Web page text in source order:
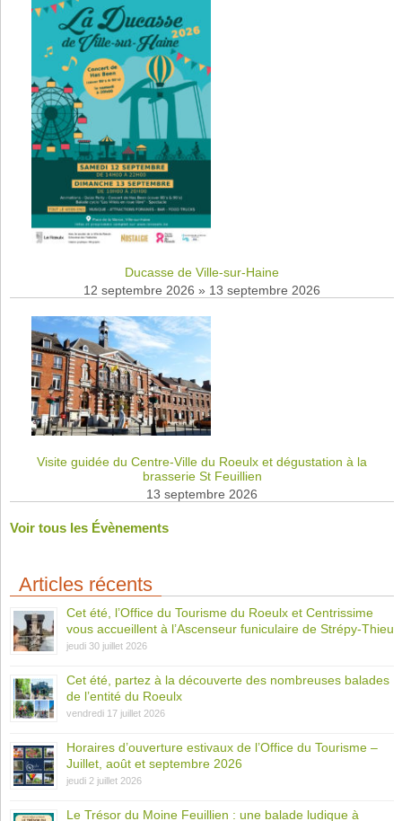
Ducasse de Ville-sur-Haine
12 septembre 2026 » 13 septembre 2026
Visite guidée du Centre-Ville du Roeulx et dégustation à la
brasserie St Feuillien
13 septembre 2026
Voir tous les Évènements
Articles récents
Cet été, l’Office du Tourisme du Roeulx et Centrissime
vous accueillent à l’Ascenseur funiculaire de Strépy-Thieu
jeudi 30 juillet 2026
Cet été, partez à la découverte des nombreuses balades
de l’entité du Roeulx
vendredi 17 juillet 2026
Horaires d’ouverture estivaux de l’Office du Tourisme –
Juillet, août et septembre 2026
jeudi 2 juillet 2026
Le Trésor du Moine Feuillien : une balade ludique à